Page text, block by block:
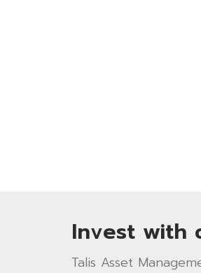
Invest with
Talis Asset